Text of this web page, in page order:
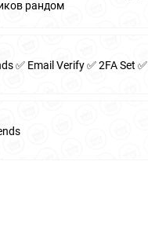
рандом
✅ Email Verify ✅ 2FA Set ✅